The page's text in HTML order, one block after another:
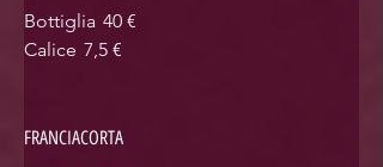
Bottiglia 40 €
Calice 7,5 €
FRANCIACORTA